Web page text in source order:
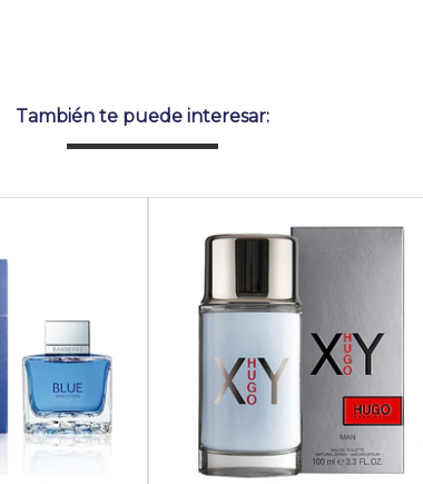
También te puede interesar: